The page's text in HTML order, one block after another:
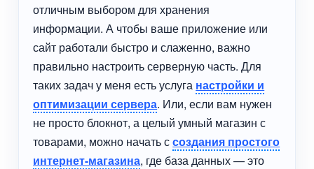
отличным выбором для хранения
информации. А чтобы ваше приложение или
сайт работали быстро и слаженно, важно
правильно настроить серверную часть. Для
таких задач у меня есть услуга настройки и
оптимизации сервера. Или, если вам нужен
не просто блокнот, а целый умный магазин с
товарами, можно начать ссоздания простого
интернет-магазина, где база данных — это